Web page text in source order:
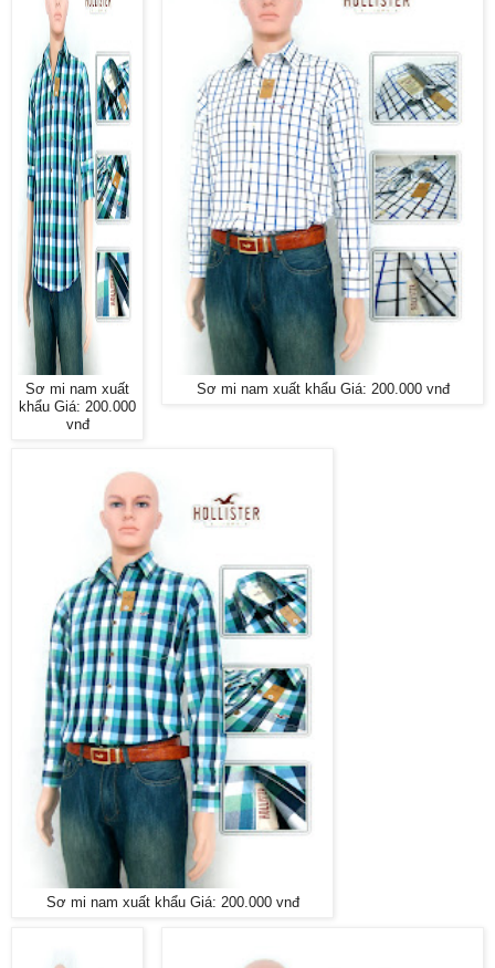
Sơ mi nam xuất khẩu Giá: 200.000 vnđ
Sơ mi nam xuất
khẩu Giá: 200.000
vnđ
Sơ mi nam xuất khẩu Giá: 200.000 vnđ